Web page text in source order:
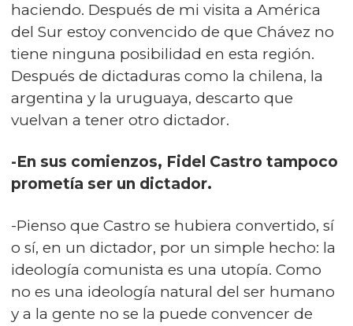
haciendo. Después de mi visita a América
del Sur estoy convencido de que Chávez no
tiene ninguna posibilidad en esta región.
Después de dictaduras como la chilena, la
argentina y la uruguaya, descarto que
vuelvan a tener otro dictador.
-En sus comienzos, Fidel Castro tampoco
prometía ser un dictador.
-Pienso que Castro se hubiera convertido, sí
o sí, en un dictador, por un simple hecho: la
ideología comunista es una utopía. Como
no es una ideología natural del ser humano
y a la gente no se la puede convencer de